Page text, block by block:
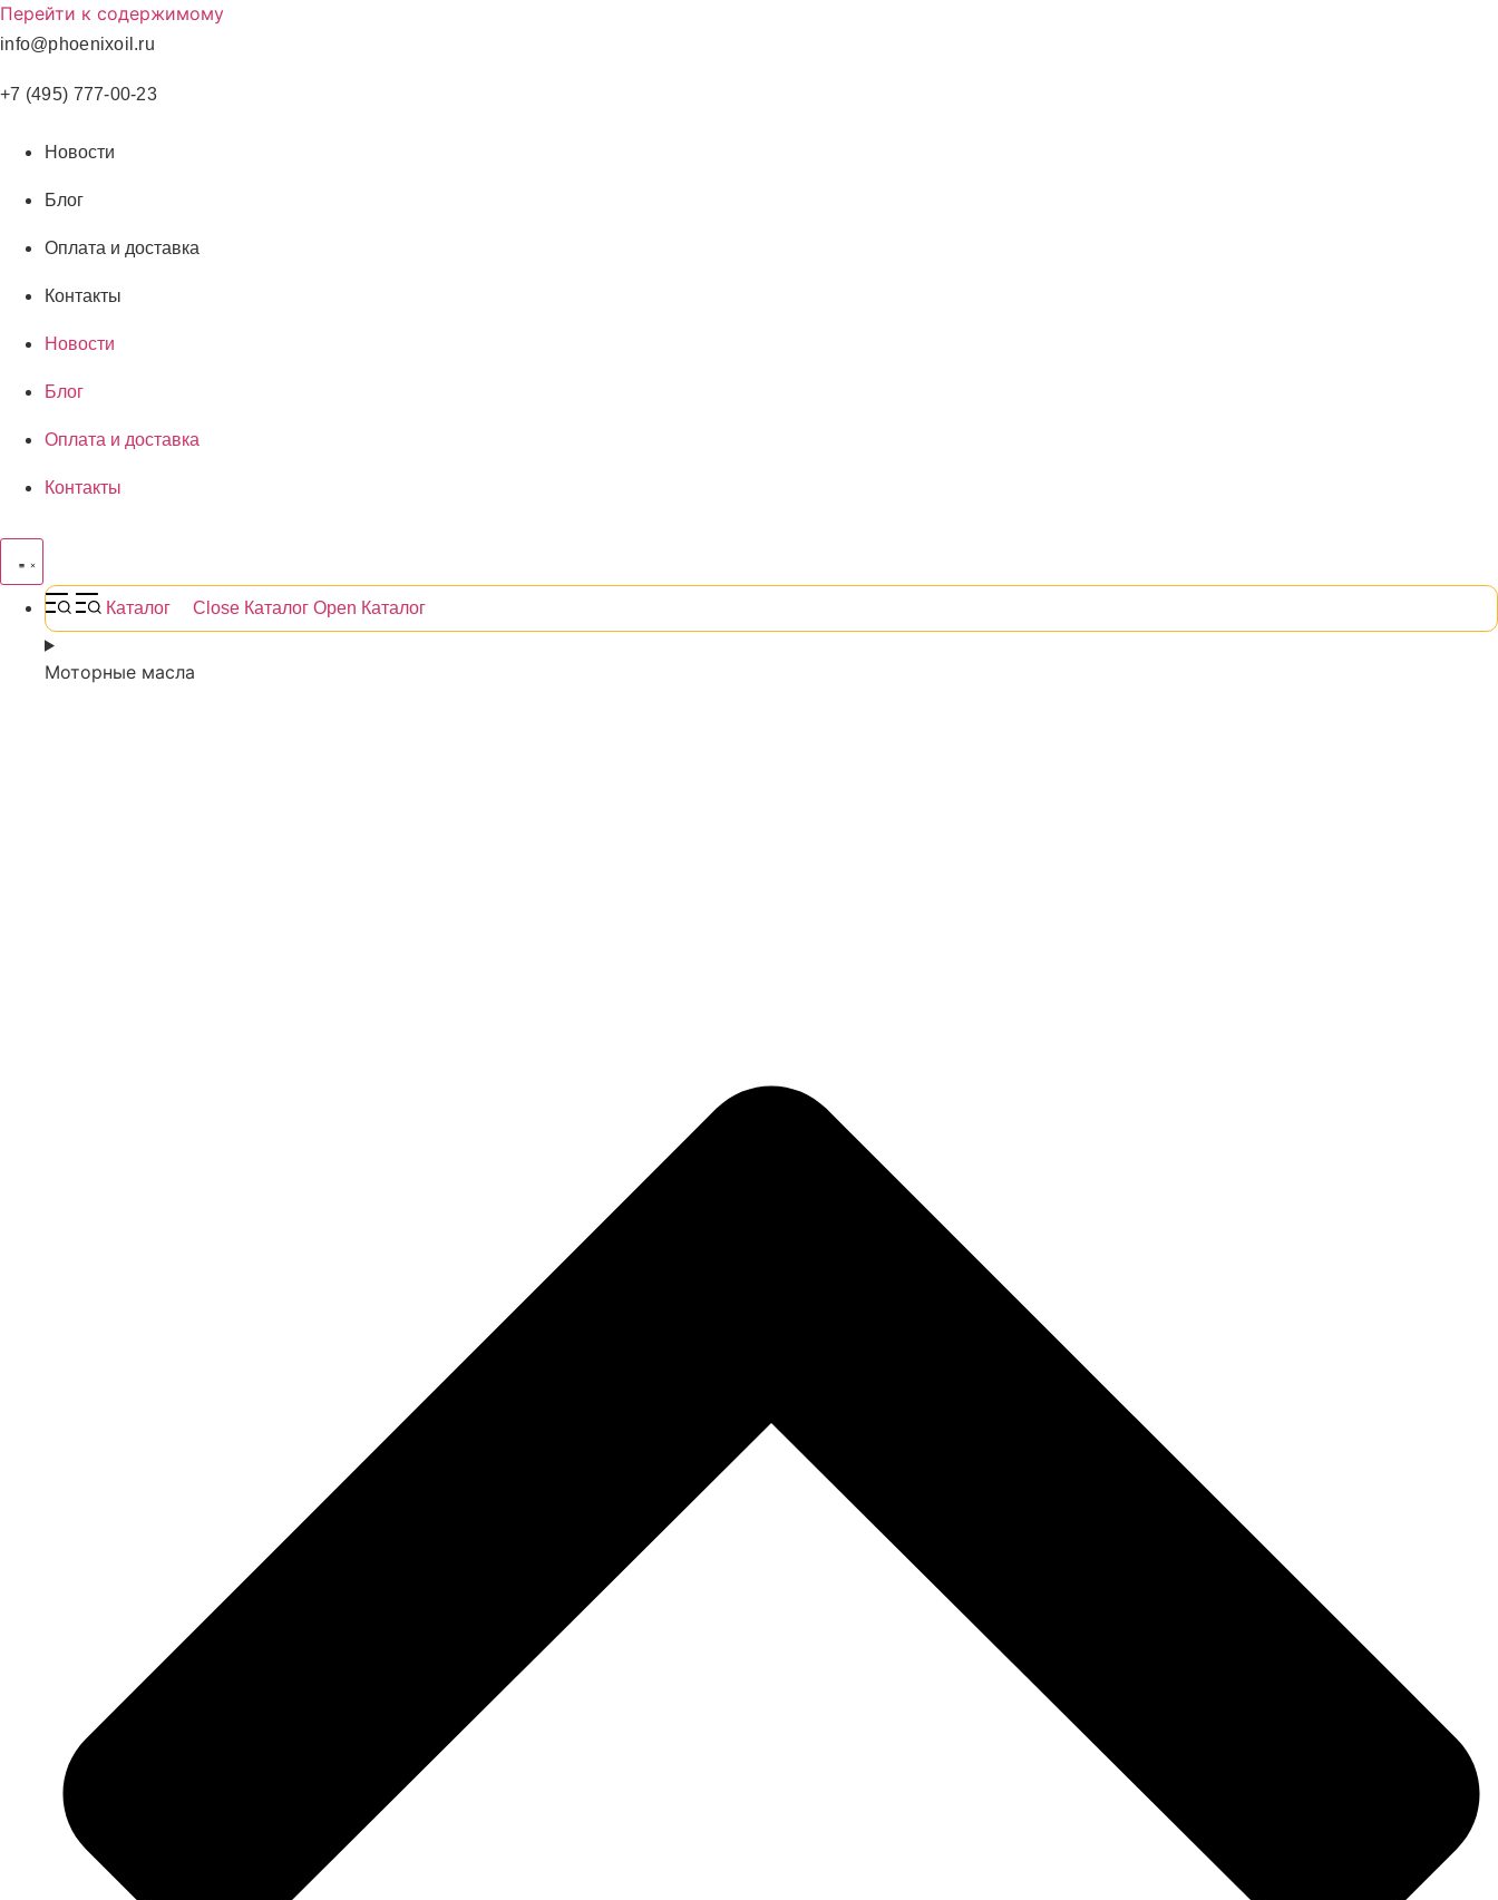
Перейти к содержимому
info@phoenixoil.ru
+7 (495) 777-00-23
Новости
Блог
Оплата и доставка
Контакты
Новости
Блог
Оплата и доставка
Контакты
Каталог Close Каталог Open Каталог
Моторные масла